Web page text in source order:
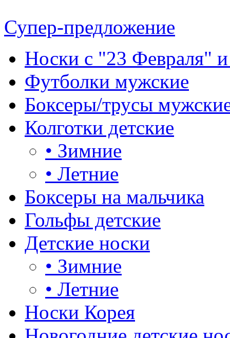
Супер-предложение
Носки с "23 Февраля"
Футболки мужские
Боксеры/трусы
Колготки детские
• Зимние
• Летние
Боксеры на мальчика
Гольфы детские
Детские носки
• Зимние
• Летние
Носки Корея